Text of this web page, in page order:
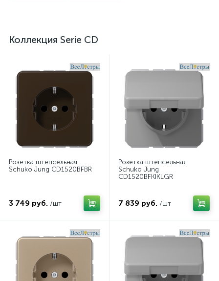
Коллекция Serie CD
Розетка штепсельная
Schuko Jung CD1520BFBR
3 749 руб. /шт
Розетка штепсельная
Schuko Jung
CD1520BFKIKLGR
7 839 руб. /шт